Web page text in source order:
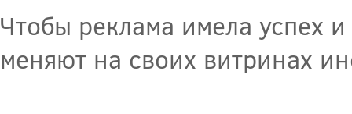
Чтобы реклама имела успех
меняют на своих витринах